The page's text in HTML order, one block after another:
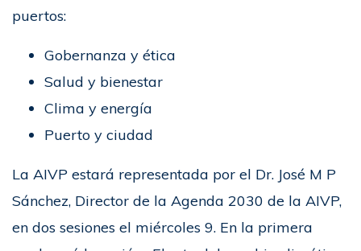
puertos:
Gobernanza y ética
Salud y bienestar
Clima y energía
Puerto y ciudad
La AIVP estará representada por el Dr. José M P
Sánchez, Director de la Agenda 2030 de la AIVP,
en dos sesiones el miércoles 9. En la primera